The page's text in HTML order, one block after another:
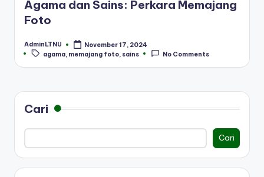
Agama dan Sains: Perkara Memajang
Foto
Posted
by
AdminLTNU November 17, 2024
Tags:
agama memajang foto sains No Comments
Cari
Cari